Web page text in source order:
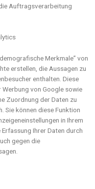
Auftragsverarbeitung
Merkmale” von
erstellen, die Aussagen zu
enthalten. Diese
von Google sowie
Zuordnung der Daten zu
Sie können diese Funktion
in Ihrem
Ihrer Daten durch
gegen die